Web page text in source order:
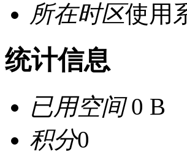
所在时区使用
统计信息
已用空间0 B
积分0